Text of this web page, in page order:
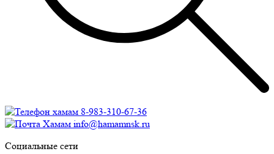
8-983-310-67-36
info@hamamnsk.ru
Социальные сети